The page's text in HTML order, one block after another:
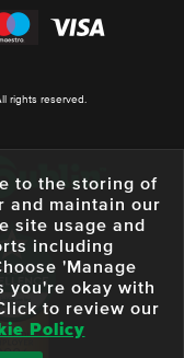
rights reserved.
to the storing of
and maintain our
site usage and
including
'Manage
you're okay with
to review our
Policy